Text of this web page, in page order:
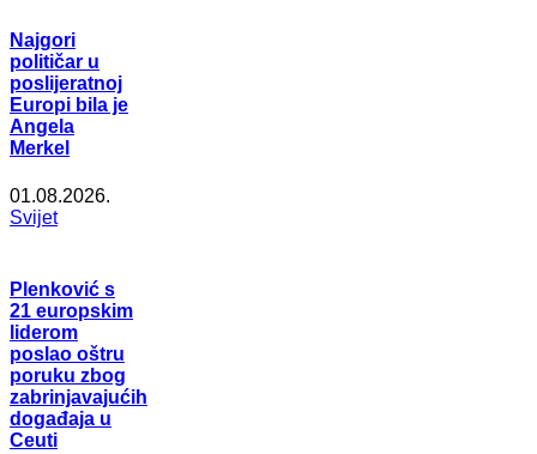
Najgori
političar u
poslijeratnoj
Europi bila je
Angela
Merkel
01.08.2026.
Svijet
Plenković s
21 europskim
liderom
poslao oštru
poruku zbog
zabrinjavajućih
događaja u
Ceuti